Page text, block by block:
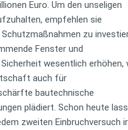
Euro. Um den unseligen
empfehlen sie
zu
Fenster und
wesentlich erhöhen,
auch für
bautechnische
plädiert. Schon heute
zweiten Einbruchversuch